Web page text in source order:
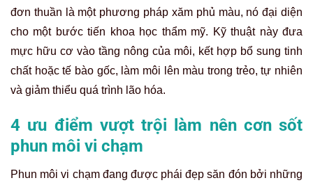
đơn thuần là một phương pháp xăm phủ màu, nó đại diện
cho một bước tiến khoa học thẩm mỹ. Kỹ thuật này đưa
mực hữu cơ vào tầng nông của môi, kết hợp bổ sung tinh
chất hoặc tế bào gốc, làm môi lên màu trong trẻo, tự nhiên
và giảm thiểu quá trình lão hóa.
4 ưu điểm vượt trội làm nên cơn sốt
phun môi vi chạm
Phun môi vi chạm đang được phái đẹp săn đón bởi những